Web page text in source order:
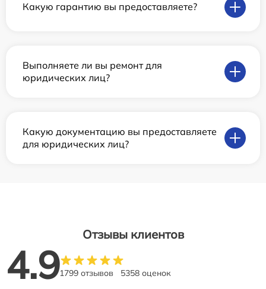
Какую гарантию вы предоставляете?
Выполняете ли вы ремонт для
юридических лиц?
Какую документацию вы предоставляете
для юридических лиц?
Отзывы клиентов
4.91799 отзывов 5358 оценок